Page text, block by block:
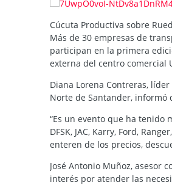
Cúcuta Productiva sobre
Más de 30 empresas de
participan en la primera
externa del centro comercial
Diana Lorena Contreras,
Norte de Santander, informó
“Es un evento que ha tenido
DFSK, JAC, Karry, Ford,
enteren de los precios,
José Antonio Muñoz, asesor
interés por atender las